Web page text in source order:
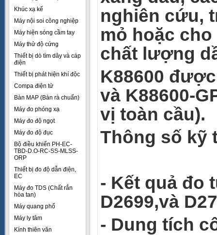
Khúc xạ kế
Máy nội soi công nghiệp
Máy hiện sóng cầm tay
Máy thử độ cứng
Thiết bị dò tìm dây và cáp
điện
Thiết bị phát hiện khí độc
Compa điện tử
Bàn MAP (Bàn rà chuẩn)
Máy đo phóng xạ
Máy đo độ ngọt
Máy đo độ đục
Bộ điều khiển PH-EC-
TBD-D.O-RC-SS-MLSS-
ORP
Thiết bị đo độ dẫn điện,
EC
Máy đo TDS (Chất rắn
hòa tan)
Máy quang phổ
Máy ly tâm
Kính thiên văn
nghiên cứu,
mỏ hoặc
chất lượng
K88600
và K88600-
vị toàn cầu).
Thông số kỹ
- Kết quả đo
D2699,và
- Dung tích